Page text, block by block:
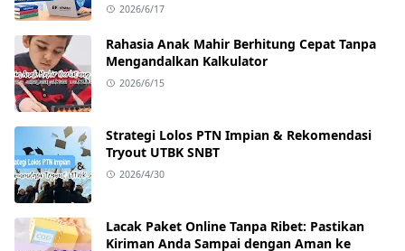
2026/6/17
Rahasia Anak Mahir Berhitung Cepat Tanpa
Mengandalkan Kalkulator
2026/6/15
Strategi Lolos PTN Impian & Rekomendasi
Tryout UTBK SNBT
2026/4/30
Lacak Paket Online Tanpa Ribet: Pastikan
Kiriman Anda Sampai dengan Aman ke